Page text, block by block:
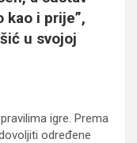
i prije”,
u svojoj
igre. Prema
određene